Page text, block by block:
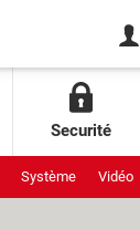
Securité
Système Vidéo